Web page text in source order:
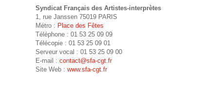
Syndicat Français des Artistes-interprètes
1, rue Janssen 75019 PARIS
Métro : Place des Fêtes
Téléphone : 01 53 25 09 09
Télécopie : 01 53 25 09 01
Serveur vocal : 01 53 25 09 00
E-mail :contact@sfa-cgt.fr
Site Web :www.sfa-cgt.fr